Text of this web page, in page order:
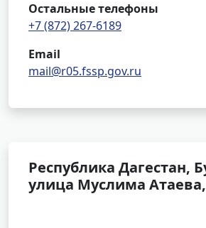
Остальные телефоны
+7 (872) 267-6189
Email
mail@r05.fssp.gov.ru
Республика Дагестан,
улица Муслима